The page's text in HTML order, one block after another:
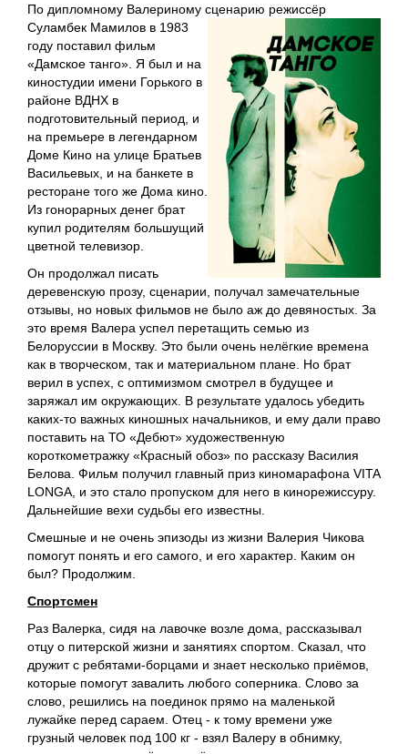
По дипломному Валериному сценарию режиссёр
Суламбек Мамилов в 1983
году поставил фильм
«Дамское танго». Я был и на
киностудии имени Горького в
районе ВДНХ в
подготовительный период, и
на премьере в легендарном
Доме Кино на улице Братьев
Васильевых, и на банкете в
ресторане того же Дома кино.
Из гонорарных денег брат
купил родителям большущий
цветной телевизор.
Он продолжал писать
деревенскую прозу, сценарии, получал замечательные
отзывы, но новых фильмов не было аж до девяностых. За
это время Валера успел перетащить семью из
Белоруссии в Москву. Это были очень нелёгкие времена
как в творческом, так и материальном плане. Но брат
верил в успех, с оптимизмом смотрел в будущее и
заряжал им окружающих. В результате удалось убедить
каких-то важных киношных начальников, и ему дали право
поставить на ТО «Дебют» художественную
короткометражку «Красный обоз» по рассказу Василия
Белова. Фильм получил главный приз киномарафона VITA
LONGA, и это стало пропуском для него в кинорежиссуру.
Дальнейшие вехи судьбы его известны.
Смешные и не очень эпизоды из жизни Валерия Чикова
помогут понять и его самого, и его характер. Каким он
был? Продолжим.
Спортсмен
Раз Валерка, сидя на лавочке возле дома, рассказывал
отцу о питерской жизни и занятиях спортом. Сказал, что
дружит с ребятами-борцами и знает несколько приёмов,
которые помогут завалить любого соперника. Слово за
слово, решились на поединок прямо на маленькой
лужайке перед сараем. Отец - к тому времени уже
грузный человек под 100 кг - взял Валеру в обнимку,